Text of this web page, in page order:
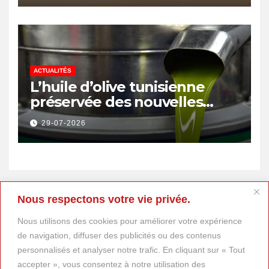
Nous respectons votre vie privée.
Nous utilisons des cookies pour améliorer votre expérience
de navigation, diffuser des publicités ou des contenus
personnalisés et analyser notre trafic. En cliquant sur « Tout
accepter », vous consentez à notre utilisation des
emplois
ACTUALITÉS
L’huile d’olive tunisienne
préservée des nouvelles
surtaxes américaines de
Donald Trump
29-07-2026